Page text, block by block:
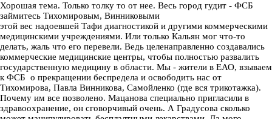
Хорошая тема. Только толку то от нее. Весь город гудит - ФСБ
займитесь Тихомировым, Винниковыми
этой вес надоевшей Тафи диагностикой и другими коммерческими
медицинскими учреждениями. Или только Кальян мог что-то
делать, жаль что его перевели. Ведь целенаправленно создавались
коммерческие медицинские центры, чтобы полностью развалить
государственную медицину в области. Мы - жители в ЕАО, взываем
к ФСБ о прекращении беспредела и освободить нас от
Тихомирова, Павла Винникова, Самойленко (где вся трикотажка).
Почему им все позволено. Мацанова специально пригласили в
здравоохранение, он сговорчивый очень. А Градусова сколько